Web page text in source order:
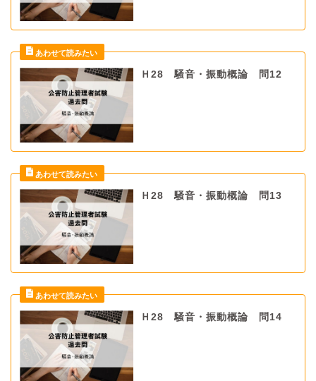
Ｈ28 騒音・振動概論 問12
Ｈ28 騒音・振動概論 問13
Ｈ28 騒音・振動概論 問14